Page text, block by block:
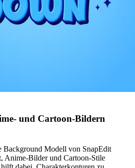
und Cartoon-Bildern
Background Modell von SnapEdit
Anime-Bilder und Cartoon-Stile